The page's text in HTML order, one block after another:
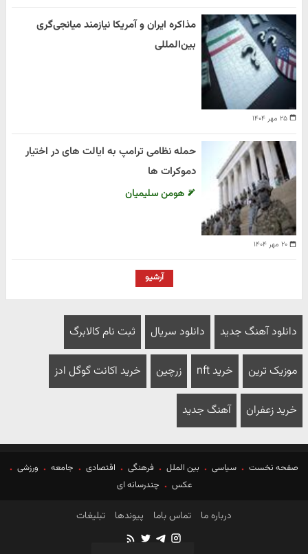
۲۵ مهر ۱۴۰۴
مذاکره ایران و آمریکا نیازمند میانجی‌گری
بین‌المللی
۲۰ مهر ۱۴۰۴
حمله نظامی ترامپ به ایالت های در اختیار
دموکرات ها
هومن سلیمیان
آرشیو
دانلود آهنگ جدید دانلود سریال ثبت نام کالابرگ
موزیک ترین خرید nft زرچین خرید اکانت گوگل ادز
خرید زعفران آهنگ جدید
صفحه نخست سیاسی بین الملل فرهنگی اقتصادی جامعه
ورزشی
عکس
چندرسانه ای
درباره ما تماس باما پیوندها تبلیغات